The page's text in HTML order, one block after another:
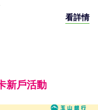
看詳情
新戶活動